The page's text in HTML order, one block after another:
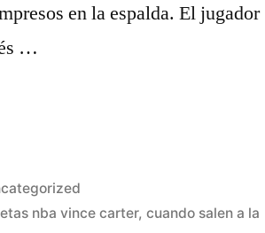
en la espalda. El jugador
…
nba vince carter,cuando salen a la